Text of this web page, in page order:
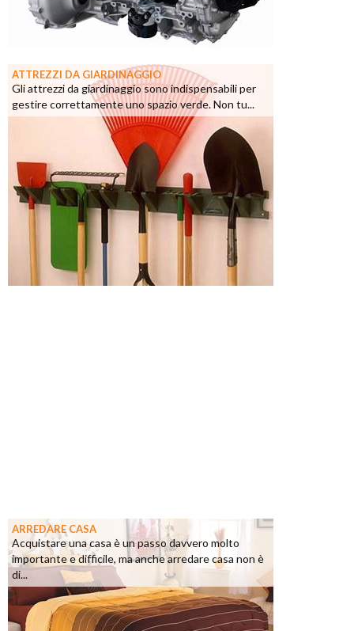
ATTREZZI DA GIARDINAGGIO
Gli attrezzi da giardinaggio sono indispensabili per
gestire correttamente uno spazio verde. Non tu...
ARREDARE CASA
Acquistare una casa è un passo davvero molto
importante e difficile, ma anche arredare casa non è
di...